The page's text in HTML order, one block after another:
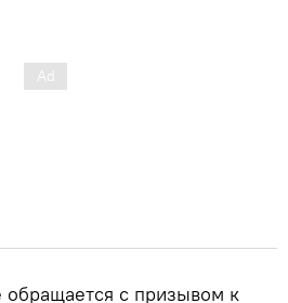
с призывом к